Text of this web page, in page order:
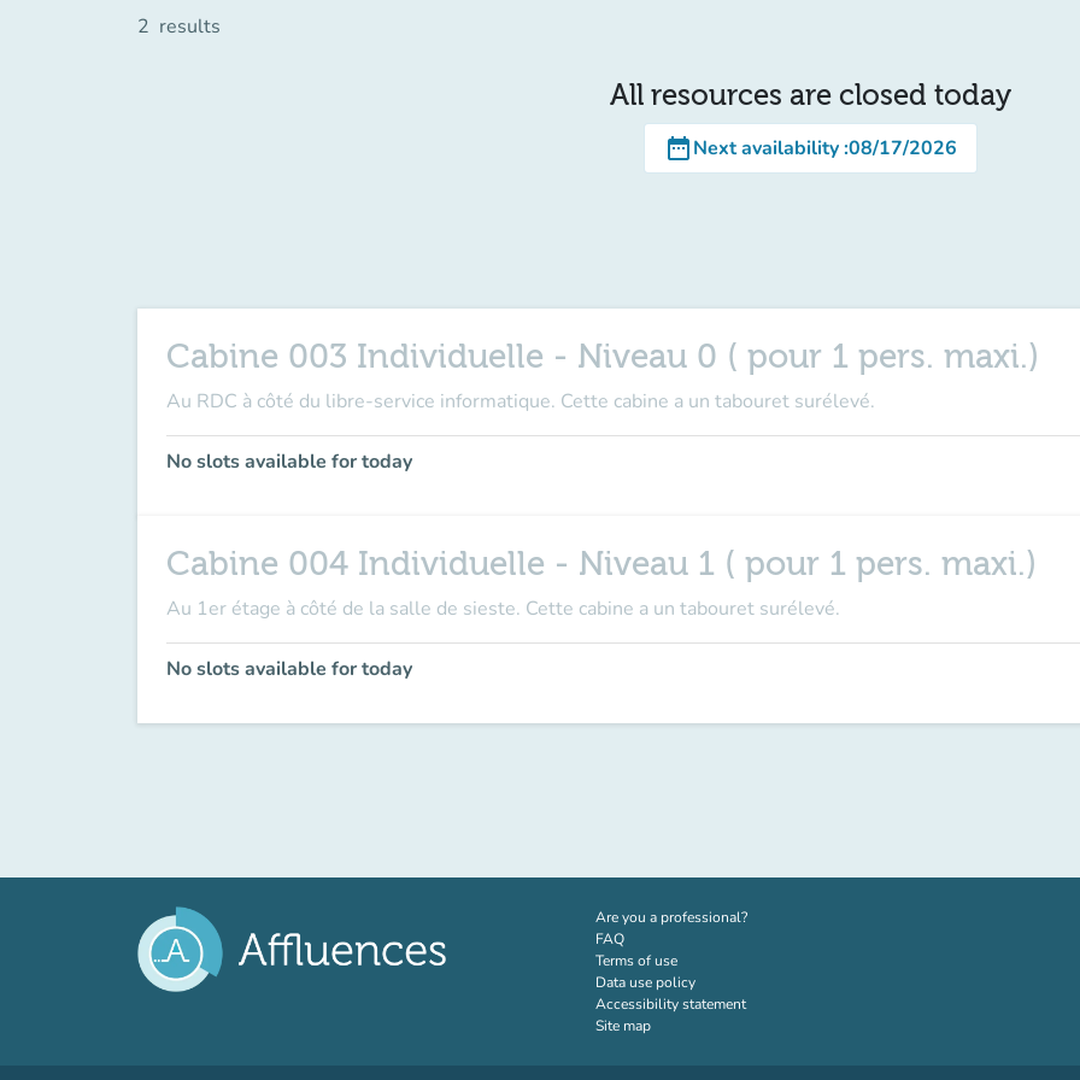
2 results
All resources are closed today
date_rangeNext availability:08/17/2026
Cabine 003 Individuelle - Niveau 0 ( pour 1 pers. maxi.)
Au RDC à côté du libre-service informatique. Cette cabine a un tabouret surélevé.
No slots available for today
Cabine 004 Individuelle - Niveau 1 ( pour 1 pers. maxi.)
Au 1er étage à côté de la salle de sieste. Cette cabine a un tabouret surélevé.
No slots available for today
Are you a professional?(new tab)
FAQ
Terms of use
Data use policy
Accessibility statement
Site map